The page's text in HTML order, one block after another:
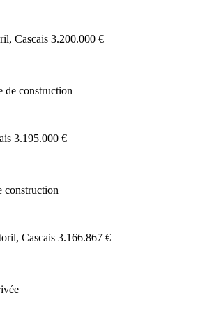
Cascais 3.200.000 €
de construction
3.195.000 €
construction
Cascais 3.166.867 €